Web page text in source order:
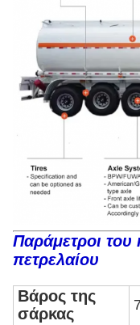
Παράμετροι του
πετρελαίου
Βάρος της
σάρκας